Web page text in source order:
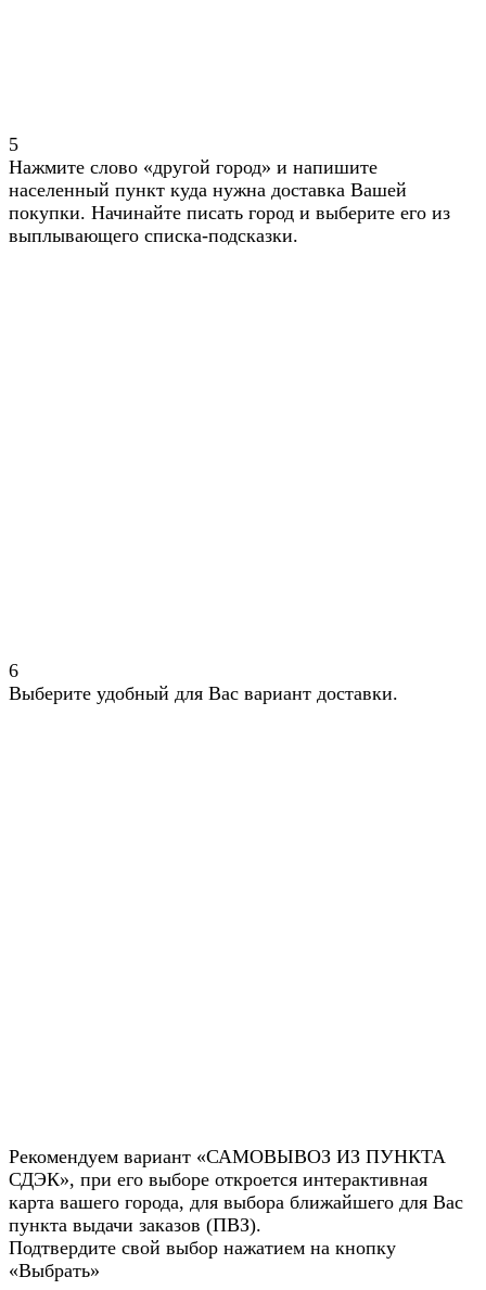
5
Нажмите слово «другой город» и напишите
населенный пункт куда нужна доставка Вашей
покупки. Начинайте писать город и выберите его из
выплывающего списка-подсказки.
6
Выберите удобный для Вас вариант доставки.
Рекомендуем вариант «САМОВЫВОЗ ИЗ ПУНКТА
СДЭК», при его выборе откроется интерактивная
карта вашего города, для выбора ближайшего для Вас
пункта выдачи заказов (ПВЗ).
Подтвердите свой выбор нажатием на кнопку
«Выбрать»